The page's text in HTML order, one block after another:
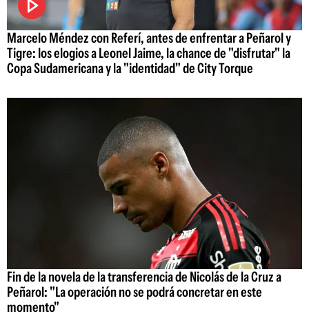
Marcelo Méndez con Referí, antes de enfrentar a Peñarol y
Tigre: los elogios a Leonel Jaime, la chance de "disfrutar" la
Copa Sudamericana y la "identidad" de City Torque
Fin de la novela de la transferencia de Nicolás de la Cruz a
Peñarol: "La operación no se podrá concretar en este
momento"